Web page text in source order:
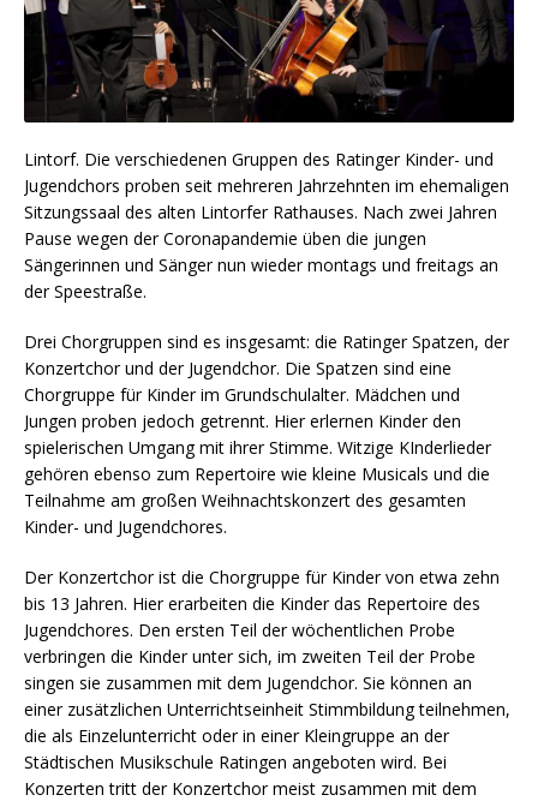
Lintorf. Die verschiedenen Gruppen des Ratinger Kinder- und
Jugendchors proben seit mehreren Jahrzehnten im ehemaligen
Sitzungssaal des alten Lintorfer Rathauses. Nach zwei Jahren
Pause wegen der Coronapandemie üben die jungen
Sängerinnen und Sänger nun wieder montags und freitags an
der Speestraße.
Drei Chorgruppen sind es insgesamt: die Ratinger Spatzen, der
Konzertchor und der Jugendchor. Die Spatzen sind eine
Chorgruppe für Kinder im Grundschulalter. Mädchen und
Jungen proben jedoch getrennt. Hier erlernen Kinder den
spielerischen Umgang mit ihrer Stimme. Witzige KInderlieder
gehören ebenso zum Repertoire wie kleine Musicals und die
Teilnahme am großen Weihnachtskonzert des gesamten
Kinder- und Jugendchores.
Der Konzertchor ist die Chorgruppe für Kinder von etwa zehn
bis 13 Jahren. Hier erarbeiten die Kinder das Repertoire des
Jugendchores. Den ersten Teil der wöchentlichen Probe
verbringen die Kinder unter sich, im zweiten Teil der Probe
singen sie zusammen mit dem Jugendchor. Sie können an
einer zusätzlichen Unterrichtseinheit Stimmbildung teilnehmen,
die als Einzelunterricht oder in einer Kleingruppe an der
Städtischen Musikschule Ratingen angeboten wird. Bei
Konzerten tritt der Konzertchor meist zusammen mit dem